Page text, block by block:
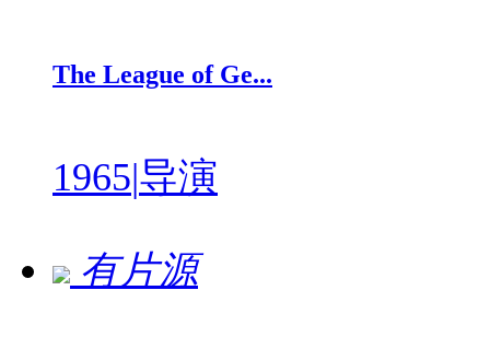
The League of Ge...
1965|导演
有片源